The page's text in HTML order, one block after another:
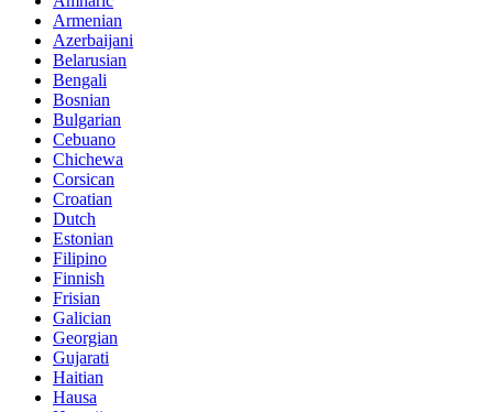
Armenian
Azerbaijani
Belarusian
Bengali
Bosnian
Bulgarian
Cebuano
Chichewa
Corsican
Croatian
Dutch
Estonian
Filipino
Finnish
Frisian
Galician
Georgian
Gujarati
Haitian
Hausa